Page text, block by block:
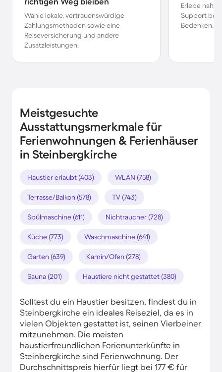
Wähle lokale, vertrauenswürdige
Zahlungsmethoden sowie eine
Reiseversicherung und andere
Zusatzleistungen.
Erlebe
Support bei
Bedenken.
Meistgesuchte
Ausstattungsmerkmale für
Ferienwohnungen & Ferienhäuser
in Steinbergkirche
Haustier erlaubt (403) WLAN (758)
Terrasse/Balkon (578) TV (743)
Spülmaschine (611) Nichtraucher (728)
Küche (773) Waschmaschine (641)
Garten (639) Kamin/Ofen (278)
Sauna (201) Haustiere nicht gestattet (380)
Solltest du ein Haustier besitzen, findest du in
Steinbergkirche ein ideales Reiseziel, da es in
vielen Objekten gestattet ist, seinen Vierbeiner
mitzunehmen. Die meisten
haustierfreundlichen Ferienunterkünfte in
Steinbergkirche sind Ferienwohnung. Der
Durchschnittspreis hierfür liegt bei 177 € für